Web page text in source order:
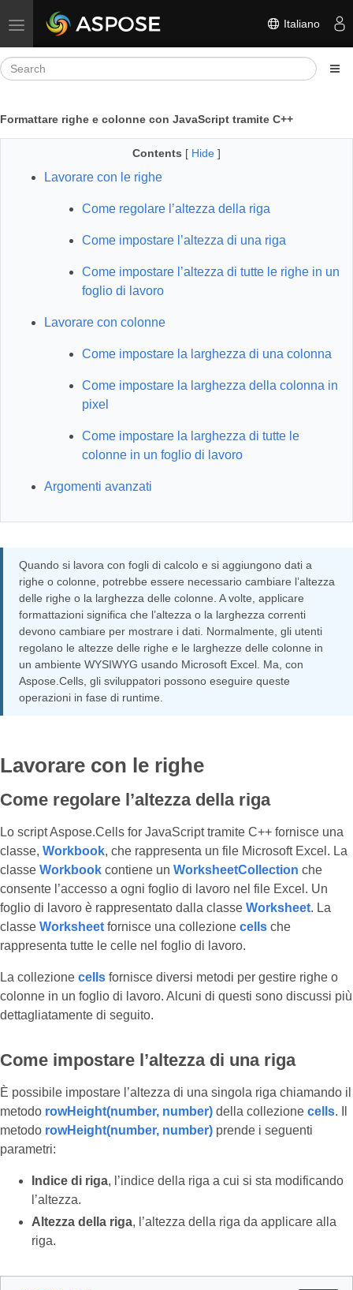
Toggle navigation Italiano
Formattare righe e colonne con JavaScript tramite C++
Contents [ Hide ]
Lavorare con le righe
Come regolare l’altezza della riga
Come impostare l’altezza di una riga
Come impostare l’altezza di tutte le righe in un
foglio di lavoro
Lavorare con colonne
Come impostare la larghezza di una colonna
Come impostare la larghezza della colonna in
pixel
Come impostare la larghezza di tutte le
colonne in un foglio di lavoro
Argomenti avanzati
Quando si lavora con fogli di calcolo e si aggiungono dati a
righe o colonne, potrebbe essere necessario cambiare l’altezza
delle righe o la larghezza delle colonne. A volte, applicare
formattazioni significa che l’altezza o la larghezza correnti
devono cambiare per mostrare i dati. Normalmente, gli utenti
regolano le altezze delle righe e le larghezze delle colonne in
un ambiente WYSIWYG usando Microsoft Excel. Ma, con
Aspose.Cells, gli sviluppatori possono eseguire queste
operazioni in fase di runtime.
Lavorare con le righe
Come regolare l’altezza della riga
Lo script Aspose.Cells for JavaScript tramite C++ fornisce una
classe, Workbook, che rappresenta un file Microsoft Excel. La
classe Workbook contiene un WorksheetCollection che
consente l’accesso a ogni foglio di lavoro nel file Excel. Un
foglio di lavoro è rappresentato dalla classe Worksheet. La
classe Worksheet fornisce una collezione cells che
rappresenta tutte le celle nel foglio di lavoro.
La collezione cells fornisce diversi metodi per gestire righe o
colonne in un foglio di lavoro. Alcuni di questi sono discussi più
dettagliatamente di seguito.
Come impostare l’altezza di una riga
È possibile impostare l’altezza di una singola riga chiamando il
metodo rowHeight(number, number) della collezione cells. Il
metodo rowHeight(number, number) prende i seguenti
parametri:
Indice di riga, l’indice della riga a cui si sta modificando
l’altezza.
Altezza della riga, l’altezza della riga da applicare alla
riga.